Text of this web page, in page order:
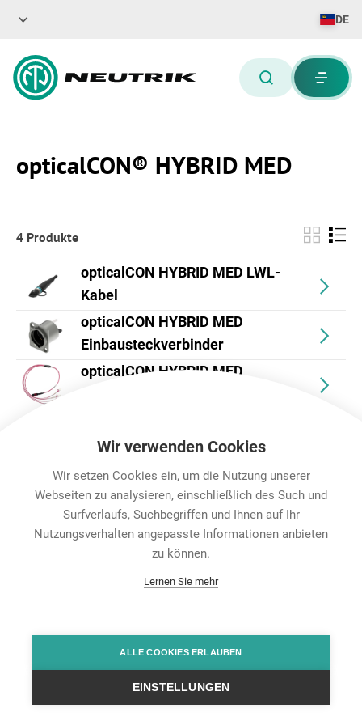
DE
opticalCON® HYBRID MED
4 Produkte
opticalCON HYBRID MED LWL-
Kabel
opticalCON HYBRID MED
Einbausteckverbinder
opticalCON HYBRID MED
Karriere
Datenschutz
© Neutrik® AG 2025 | All Rights Reserved
Wir verwenden Cookies
Wir setzen Cookies ein, um die Nutzung unserer
Webseiten zu analysieren, einschließlich des Such und
Surfverlaufs, Suchbegriffen und Ihnen auf Ihr
Nutzungsverhalten angepasste Informationen anbieten
zu können.
Lernen Sie mehr
ALLE COOKIES ERLAUBEN
EINSTELLUNGEN